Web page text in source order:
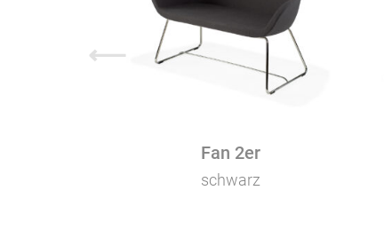
Fan 2er
schwarz
⟵